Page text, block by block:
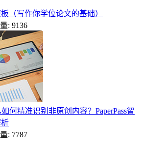
（写作你学位论文的基础）
: 9136
何精准识别非原创内容？PaperPass智
: 7787